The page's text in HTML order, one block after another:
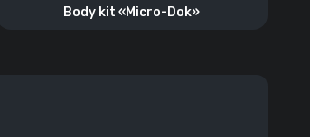
Body kit «Micro-Dok»